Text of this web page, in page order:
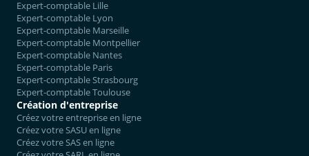
Expert-comptable Lille
Expert-comptable Lyon
Expert-comptable Marseille
Expert-comptable Montpellier
Expert-comptable Nantes
Expert-comptable Paris
Expert-comptable Strasbourg
Expert-comptable Toulouse
Création d'entreprise
Créez votre entreprise en ligne
Créez votre SASU en ligne
Créez votre SAS en ligne